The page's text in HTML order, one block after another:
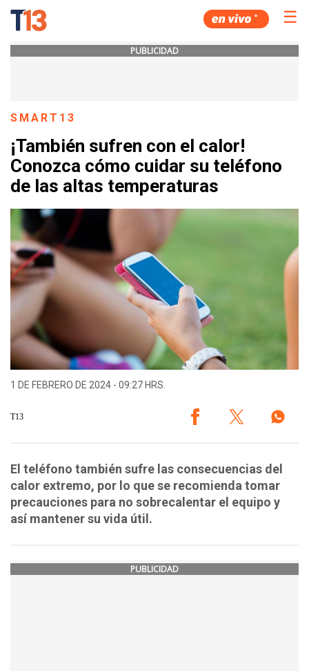
☰
PUBLICIDAD
SMART13
¡También sufren con el calor!
Conozca cómo cuidar su teléfono
de las altas temperaturas
1 DE FEBRERO DE 2024 - 09:27 HRS.
T13
El teléfono también sufre las consecuencias del
calor extremo, por lo que se recomienda tomar
precauciones para no sobrecalentar el equipo y
así mantener su vida útil.
PUBLICIDAD